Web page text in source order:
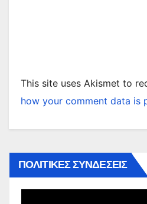
This site uses Akismet to
how your comment data is
ΠΟΛΙΤΙΚΕΣ ΣΥΝΔΕΣΕΙΣ